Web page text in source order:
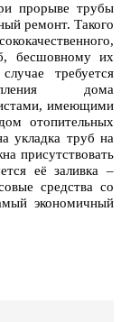
прорыве трубы
ремонт. Такого
бесшовному их
требуется
дома
имеющими
отопительных
укладка труб на
присутствовать
её заливка –
средства со
экономичный